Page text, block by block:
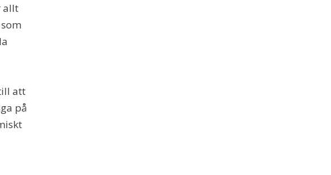
allt
att
på